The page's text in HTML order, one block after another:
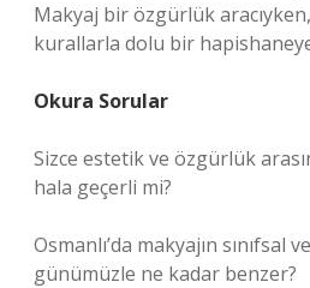
Makyaj bir özgürlük
kurallarla dolu bir
Okura Sorular
Sizce estetik ve özgürlük
hala geçerli mi?
Osmanlı’da makyajın sınıfsal
günümüzle ne kadar benzer?